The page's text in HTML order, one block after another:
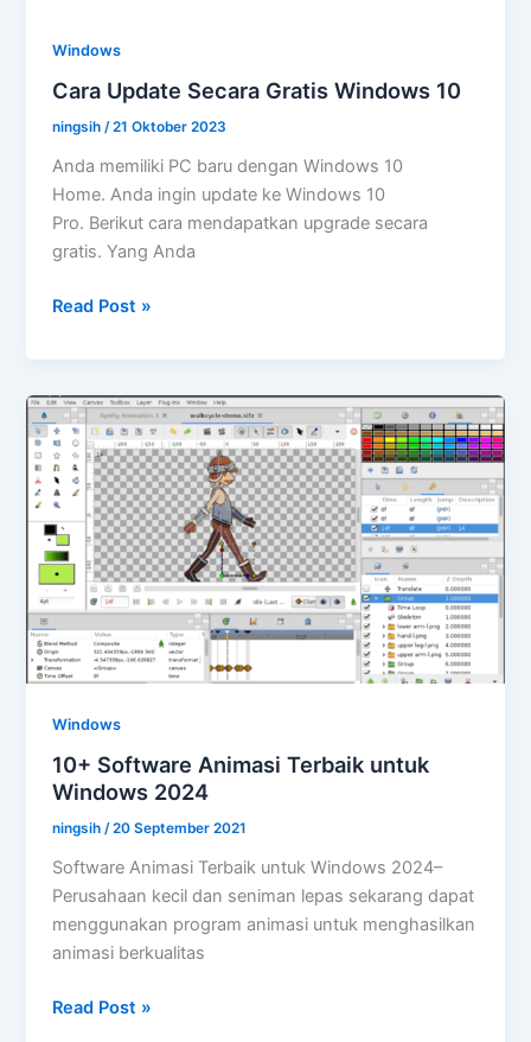
10
Windows
Cara Update Secara Gratis Windows 10
ningsih/21 Oktober 2023
Anda memiliki PC baru dengan Windows 10
Home. Anda ingin update ke Windows 10
Pro. Berikut cara mendapatkan upgrade secara
gratis. Yang Anda
Cara
Gratis
Windows
10
Read Post »
Windows
10+ Software Animasi Terbaik untuk
Windows 2024
ningsih/20 September 2021
Software Animasi Terbaik untuk Windows 2024–
Perusahaan kecil dan seniman lepas sekarang dapat
menggunakan program animasi untuk menghasilkan
animasi berkualitas
10+
Read Post »